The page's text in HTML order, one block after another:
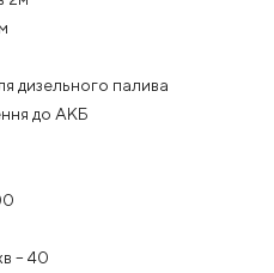
дизельного палива
до АКБ
– 40